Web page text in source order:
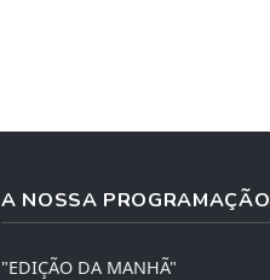
A NOSSA PROGRAMAÇÃO
"EDIÇÃO DA MANHÃ"